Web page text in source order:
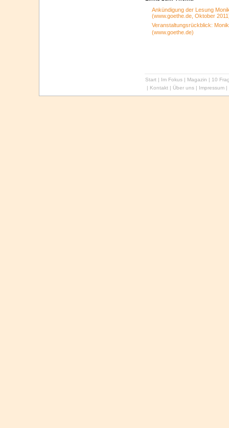
Ankündigung der Lesung
(www.goethe.de, Oktober
Veranstaltungsrückblick:
(www.goethe.de)
Start | Im Fokus | Magazin | 10
| Kontakt | Über uns | Impressum |